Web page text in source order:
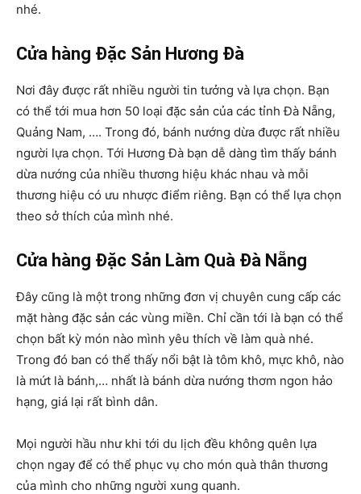
nhé.
Cửa hàng Đặc Sản Hương Đà
Nơi đây được rất nhiều người tin tưởng và lựa chọn. Bạn
có thể tới mua hơn 50 loại đặc sản của các tỉnh Đà Nẵng,
Quảng Nam, …. Trong đó, bánh nướng dừa được rất nhiều
người lựa chọn. Tới Hương Đà bạn dễ dàng tìm thấy bánh
dừa nướng của nhiều thương hiệu khác nhau và mỗi
thương hiệu có ưu nhược điểm riêng. Bạn có thể lựa chọn
theo sở thích của mình nhé.
Cửa hàng Đặc Sản Làm Quà Đà Nẵng
Đây cũng là một trong những đơn vị chuyên cung cấp các
mặt hàng đặc sản các vùng miền. Chỉ cần tới là bạn có thể
chọn bất kỳ món nào mình yêu thích về làm quà nhé.
Trong đó ban có thể thấy nổi bật là tôm khô, mực khô, nào
là mứt là bánh,… nhất là bánh dừa nướng thơm ngon hảo
hạng, giá lại rất bình dân.
Mọi người hầu như khi tới du lịch đều không quên lựa
chọn ngay để có thể phục vụ cho món quà thân thương
của mình cho những người xung quanh.